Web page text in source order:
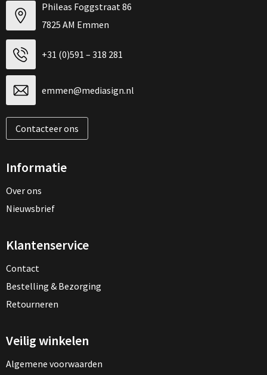
Phileas Foggstraat 86
7825 AM Emmen
+31 (0)591 – 318 281
emmen@mediasign.nl
Contacteer ons
Informatie
Over ons
Nieuwsbrief
Klantenservice
Contact
Bestelling & Bezorging
Retourneren
Veilig winkelen
Algemene voorwaarden